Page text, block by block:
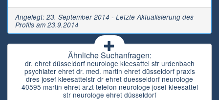
Angelegt: 23. September 2014 - Letzte Aktualisierung des
Profils am 23.9.2014
Ähnliche Suchanfragen:
dr. ehret düsseldorf neurologe kleesattel str urdenbach
psychiater ehret dr. med. martin ehret düsseldorf praxis
dres josef kleesattelstr dr ehret duesseldorf neurologe
40595 martin ehret arzt telefon neurologe josef kleesattel
str neurologe ehret düsseldorf